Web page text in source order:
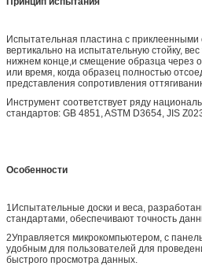
Испытательная пластина с
вертикально на испытательную стойку,
нижнем конце,и смещение образца через
или время, когда образец полностью
представления сопротивления
Инструмент соответствует ряду
стандартов: GB 4851, ASTM D3654, JIS
Особенности
1Испытательные доски и веса,
стандартами, обеспечивают точность
2Управляется микрокомпьютером, с
удобным для пользователей для
быстрого просмотра данных.